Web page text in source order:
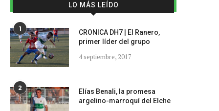
LO MÁS LEÍDO
1
CRONICA DH7 | El Ranero,
primer líder del grupo
4 septiembre, 2017
2
Elías Benali, la promesa
argelino-marroquí del Elche